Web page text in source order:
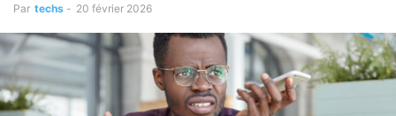
Par techs - 20 février 2026